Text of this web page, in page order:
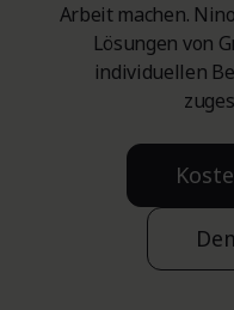
Arbeit machen.
Lösungen von
individuellen